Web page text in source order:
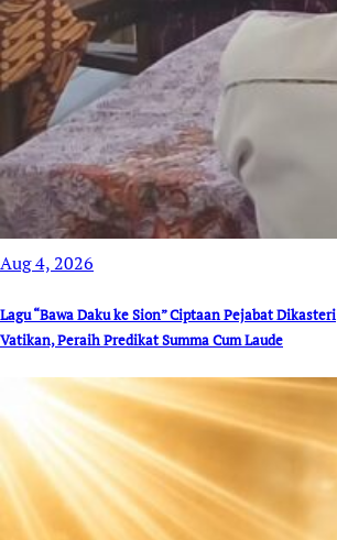
Aug 4, 2026
Lagu “Bawa Daku ke Sion” Ciptaan Pejabat Dikasteri
Vatikan, Peraih Predikat Summa Cum Laude